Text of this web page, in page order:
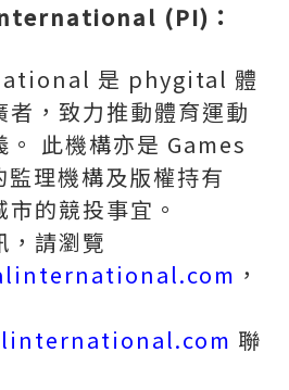
(PI) ：
是 phygital 體
者，致力推動體育運動
。 此機構亦是 Games
理機構及版權持有
的競投事宜。
，請瀏覽
，
聯